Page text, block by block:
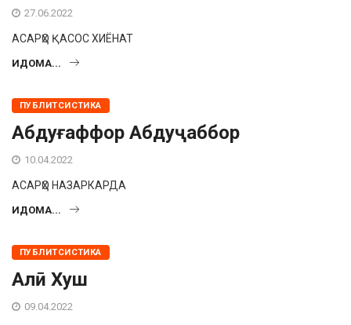
27.06.2022
АСАРҲО ҚАСОС ХИЁНАТ
ИДОМА...
ПУБЛИТСИСТИКА
Абдуғаффор Абдуҷаббор
10.04.2022
АСАРҲО НАЗАРКАРДА
ИДОМА...
ПУБЛИТСИСТИКА
Алӣ Хуш
09.04.2022